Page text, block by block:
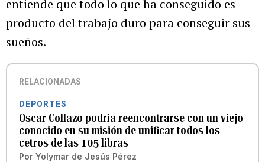
entiende que todo lo que ha conseguido es
producto del trabajo duro para conseguir sus
sueños.
RELACIONADAS
DEPORTES
Oscar Collazo podría reencontrarse con un viejo
conocido en su misión de unificar todos los
cetros de las 105 libras
Por Yolymar de Jesús Pérez